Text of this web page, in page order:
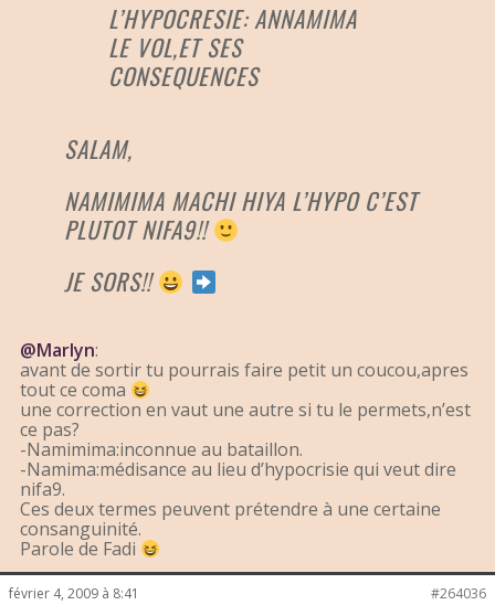
L’HYPOCRESIE: ANNAMIMA
LE VOL,ET SES
CONSEQUENCES
SALAM,
NAMIMIMA MACHI HIYA L’HYPO C’EST
PLUTOT NIFA9!!
JE SORS!!
@Marlyn:
avant de sortir tu pourrais faire petit un coucou,apres
tout ce coma
une correction en vaut une autre si tu le permets,n’est
ce pas?
-Namimima:inconnue au bataillon.
-Namima:médisance au lieu d’hypocrisie qui veut dire
nifa9.
Ces deux termes peuvent prétendre à une certaine
consanguinité.
Parole de Fadi
février 4, 2009 à 8:41 #264036